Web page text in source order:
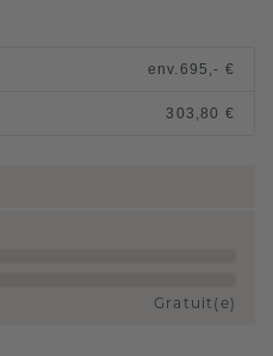
env. 695,- €
303,80 €
Gratuit(e)